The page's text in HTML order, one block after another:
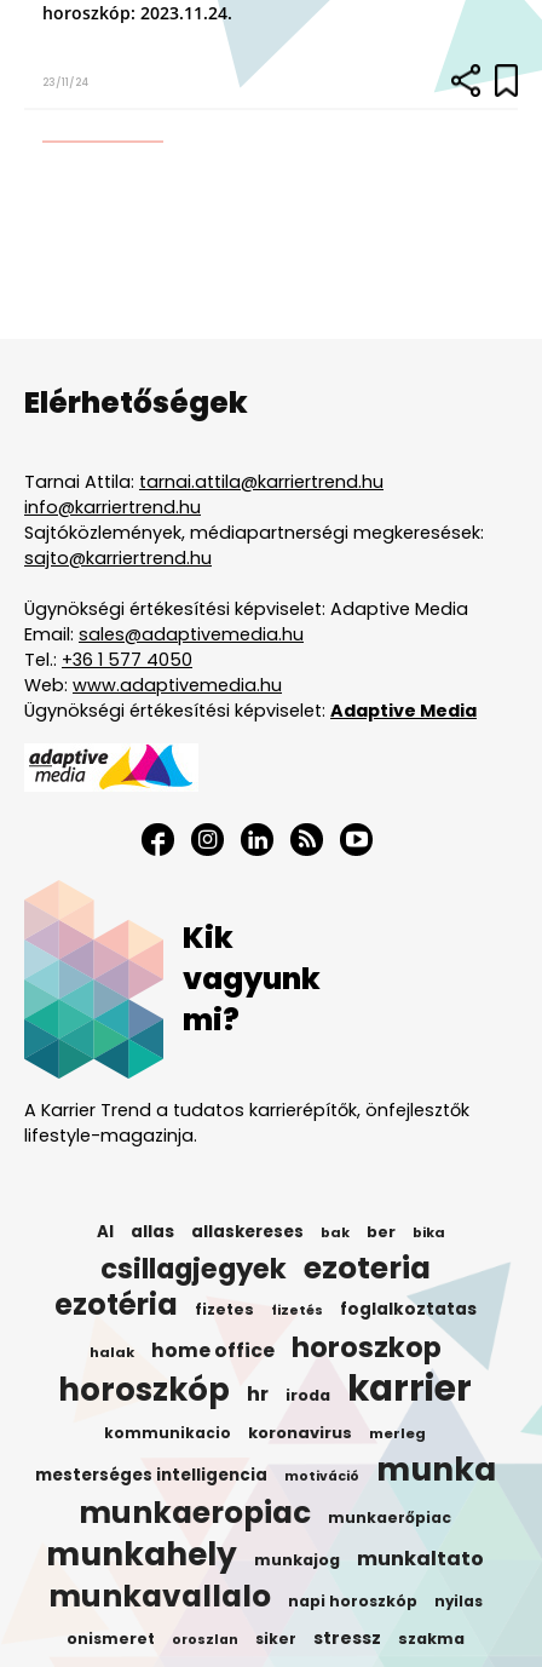
horoszkóp: 2023.11.24.
23/11/24
Elérhetőségek
Tarnai Attila: tarnai.attila@karriertrend.hu
info@karriertrend.hu
Sajtóközlemények, médiapartnerségi megkeresések:
sajto@karriertrend.hu
Ügynökségi értékesítési képviselet: Adaptive Media
Email: sales@adaptivemedia.hu
Tel.: +36 1 577 4050
Web: www.adaptivemedia.hu
Ügynökségi értékesítési képviselet: Adaptive Media
Kik
vagyunk
mi?
A Karrier Trend a tudatos karrierépítők, önfejlesztők
lifestyle-magazinja.
AI allas allaskereses bak ber bika
csillagjegyek ezoteria
ezotéria fizetes fizetés foglalkoztatas
halak home office horoszkop
horoszkóp hr iroda karrier
kommunikacio koronavirus merleg
mesterséges intelligencia motiváció munka
munkaeropiac munkaerőpiac
munkahely munkajog munkaltato
munkavallalo napi horoszkóp nyilas
onismeret oroszlan siker stressz szakma